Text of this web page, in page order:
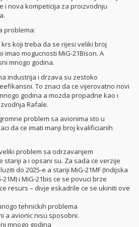
i nova kompeticija za proizvodnju
problema:
krs koji treba da se rijesi veliki broj
imao mogucnosti MiG-21Bison. A
mnogo godina.
industrija i drzava su zestoko
To znaci da ce vijerovatno novi
godina a mozda propadne kao i
Rafale.
problem sa avionima sto u
da ce imati manji broj kvalificiariih
veliki problem sa odrzavanjem
stariji a i opsani su. Za sada ce verzije
do 2025-e a stariji MiG-21MF (Indijska
i MiG-21bis ce se povuci brze
resurs – divje eskadrile ce se ukiniti ove
tehnickih problema
a avionic nisu sposobni.
mnogo godina